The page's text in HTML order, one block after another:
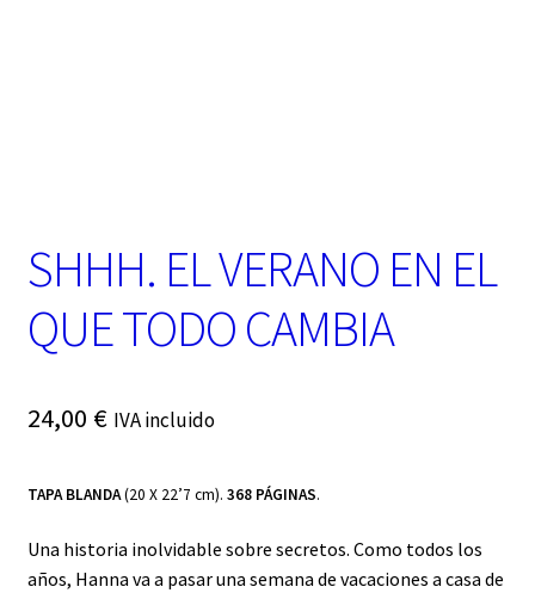
SHHH. EL VERANO EN EL
QUE TODO CAMBIA
24,00 € IVA incluido
TAPA BLANDA(20 X 22’7 cm). 368 PÁGINAS.
Una historia inolvidable sobre secretos. Como todos los
años, Hanna va a pasar una semana de vacaciones a casa de